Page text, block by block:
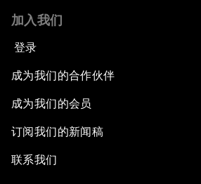
加入我们
登录
成为我们的合作伙伴
成为我们的会员
订阅我们的新闻稿
联系我们